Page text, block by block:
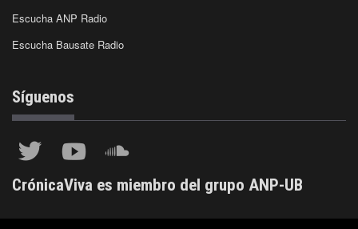
Escucha ANP Radio
Escucha Bausate Radio
Síguenos
CrónicaViva es miembro del grupo ANP-UB